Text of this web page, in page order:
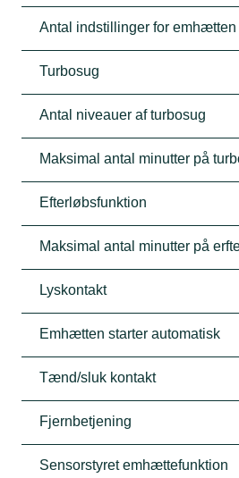
Antal indstillinger for emhætten
Turbosug
Antal niveauer af turbosug
Maksimal antal minutter på
Efterløbsfunktion
Maksimal antal minutter på
Lyskontakt
Emhætten starter automatisk
Tænd/sluk kontakt
Fjernbetjening
Sensorstyret emhættefunktion